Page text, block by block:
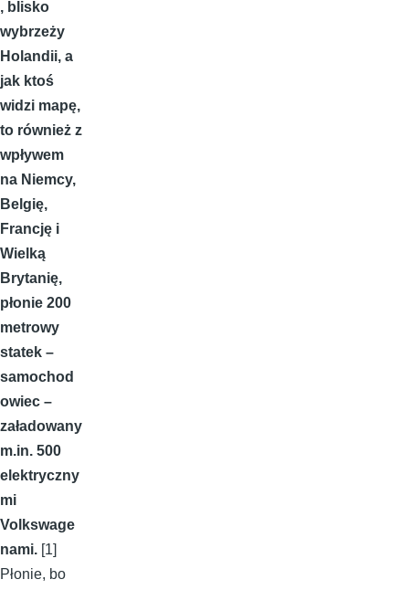
, blisko
wybrzeży
Holandii, a
jak ktoś
widzi mapę,
to również z
wpływem
na Niemcy,
Belgię,
Francję i
Wielką
Brytanię,
płonie 200
metrowy
statek –
samochod
owiec –
załadowany
m.in. 500
elektryczny
mi
Volkswage
nami. [1]
Płonie, bo